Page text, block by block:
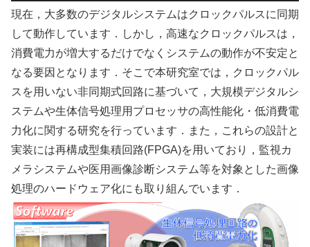
現在，大多数のデジタルシステムはクロックパルスに同期
して動作しています．しかし，高速なクロックパルスは，
消費電力が増大するだけでなくシステムの動作が不安定と
なる要因となります．そこで本研究室では，クロックパル
スを用いない非同期式回路に基づいて，大規模デジタルシ
ステムや生体信号処理用プロセッサの高性能化・低消費電
力化に関する研究を行っています．また，これらの設計と
実装には再構成型集積回路(FPGA)を用いており，監視カ
メラシステムや医用画像診断システム等を対象とした画像
処理のハードウェア化にも取り組んでいます．